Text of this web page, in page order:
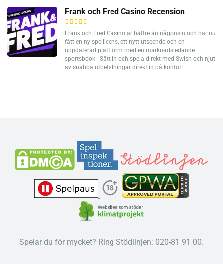
Frank och Fred Casino Recension
Frank och Fred Casino är bättre än någonsin och har nu
fått en ny spellicens, ett nytt utseende och en
uppdaterad plattform med en marknadsledande
sportsbook - Sätt in och spela direkt med Swish och njut
av snabba utbetalningar direkt in på kontot!
Spelar du för mycket? Ring Stödlinjen: 020-81 91 00.